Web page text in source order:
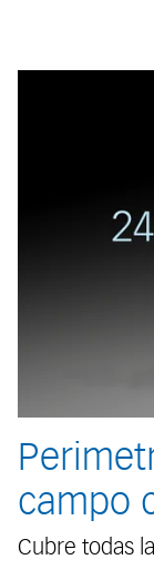
campo
Cubre todas